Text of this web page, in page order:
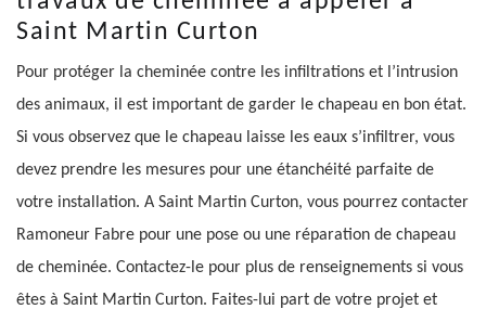
Saint Martin Curton
Pour protéger la cheminée contre les infiltrations et l’intrusion
des animaux, il est important de garder le chapeau en bon état.
Si vous observez que le chapeau laisse les eaux s’infiltrer, vous
devez prendre les mesures pour une étanchéité parfaite de
votre installation. A Saint Martin Curton, vous pourrez contacter
Ramoneur Fabre pour une pose ou une réparation de chapeau
de cheminée. Contactez-le pour plus de renseignements si vous
êtes à Saint Martin Curton. Faites-lui part de votre projet et